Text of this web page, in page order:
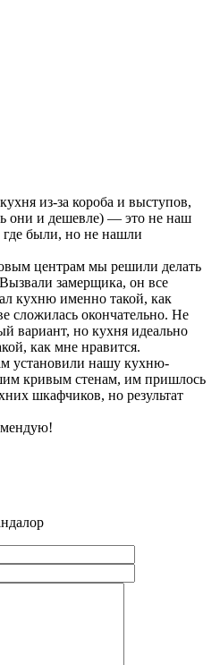
из-за короба и выступов,
они и дешевле) — это не наш
были, но не нашли
центрам мы решили делать
замерщика, он все
кухню именно такой, как
сложилась окончательно. Не
вариант, но кухня идеально
как мне нравится.
установили нашу кухню-
кривым стенам, им пришлось
шкафчиков, но результат